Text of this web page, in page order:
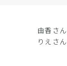
由香さん
りえさん